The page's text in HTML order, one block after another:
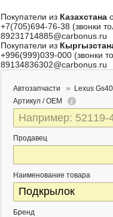
Покупатели из Казахстана
+7(705)694-76-38 (звонки
89231714885@carbonus.ru
Покупатели из
+996(999)039-000 (звонки
89134836302@carbonus.ru
Автозапчасти
Lexus
Артикул / OEM
Продавец
Наименование товара
Бренд